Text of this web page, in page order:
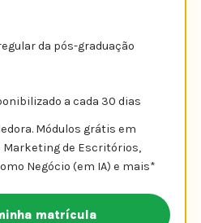
da pós-graduação
a cada 30 dias
Módulos grátis em
Marketing de Escritórios,
Negócio (em IA) e mais*
matrícula